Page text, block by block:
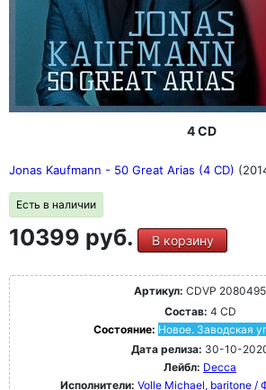
4 CD
Jonas Kaufmann - 50 Great Arias (4 CD)
Есть в наличии
10399 руб. В корзину
Артикул: CDVP 2080495
Состав: 4 CD
Состояние: Новое. Заводская
Дата релиза: 30-10-
Лейбл: Decca
Исполнители: Volle Michael, baritone /